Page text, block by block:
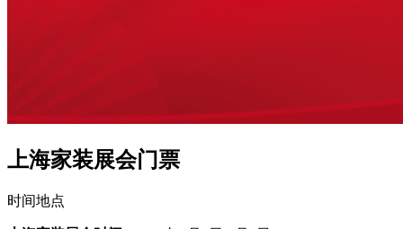
上海家装展会门票
时间地点